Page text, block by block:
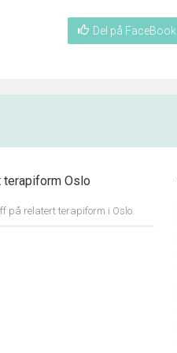
Del på FaceBook
terapiform Oslo
på relatert terapiform i Oslo.